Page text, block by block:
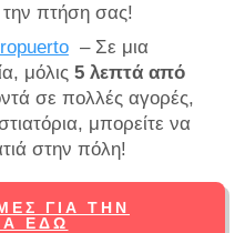
πτήση σας!
– Σε μια
μόλις 5 λεπτά από
σε πολλές αγορές,
μπορείτε να
στην πόλη!
ΓΙΑ ΤΗΝ
ΕΔΏ